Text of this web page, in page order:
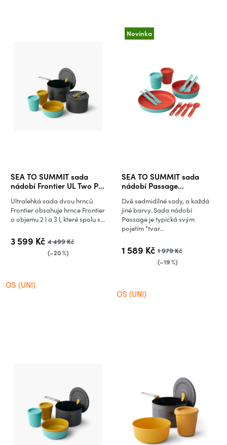
SEA TO SUMMIT sada
nádobí Frontier UL Two Pot
3 599 Kč 4 499 Kč
(–20 %)
Ultralehká sada dvou hrnců
Frontier obsahuje hrnce Frontier
o objemu 2 l a 3 l, které spolu s...
OS (UNI)
Novinka
SEA TO SUMMIT sada
nádobí Passage
Blue + Orange
1 589 Kč 1 979 Kč
(–19 %)
Dvě sedmidílné sady, a každá
jiné barvy. Sada nádobí
Passage je typická svým
pojetím "tvar...
OS (UNI)